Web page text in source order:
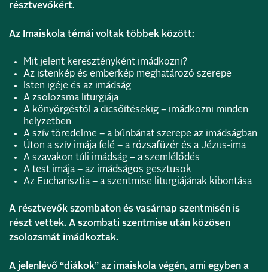
résztvevőkért.
Az Imaiskola témái voltak többek között:
Mit jelent keresztényként imádkozni?
Az istenkép és emberkép meghatározó szerepe
Isten igéje és az imádság
A zsolozsma liturgiája
A könyörgéstől a dicsőítésekig – imádkozni minden
helyzetben
A szív töredelme – a bűnbánat szerepe az imádságban
Úton a szív imája felé – a rózsafüzér és a Jézus-ima
A szavakon túli imádság – a szemlélődés
A test imája – az imádságos gesztusok
Az Eucharisztia – a szentmise liturgiájának kibontása
A résztvevők szombaton és vasárnap szentmisén is
részt vettek. A szombati szentmise után közösen
zsolozsmát imádkoztak.
A jelenlévő “diákok” az imaiskola végén, ami egyben a